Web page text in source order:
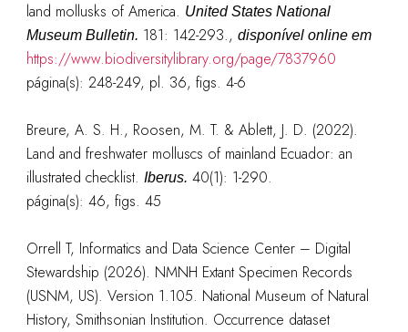
land mollusks of America. United States National
Museum Bulletin. 181: 142-293., disponível online em
https://www.biodiversitylibrary.org/page/7837960
página(s): 248-249, pl. 36, figs. 4-6
Breure, A. S. H., Roosen, M. T. & Ablett, J. D. (2022).
Land and freshwater molluscs of mainland Ecuador: an
illustrated checklist. Iberus. 40(1): 1-290.
página(s): 46, figs. 45
Orrell T, Informatics and Data Science Center – Digital
Stewardship (2026). NMNH Extant Specimen Records
(USNM, US). Version 1.105. National Museum of Natural
History, Smithsonian Institution. Occurrence dataset